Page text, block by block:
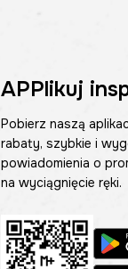
APPlikuj
Pobierz naszą
rabaty, szybkie i
powiadomienia o
na wyciągnięcie ręki.